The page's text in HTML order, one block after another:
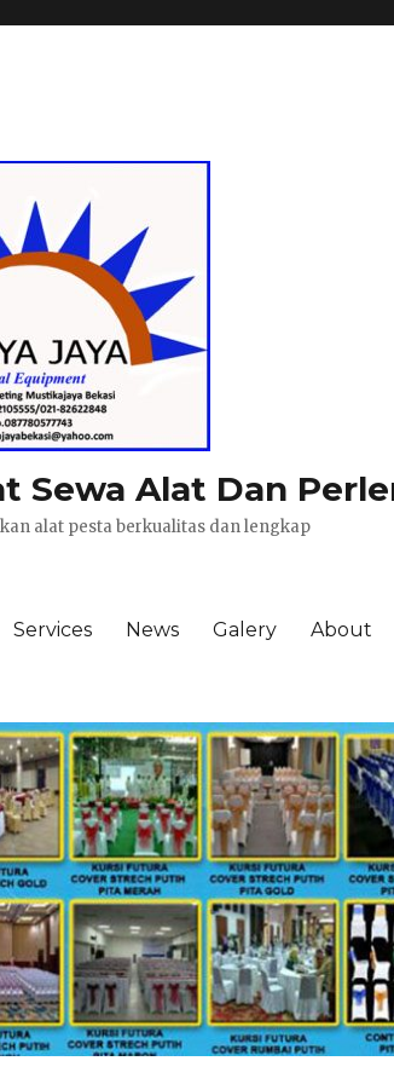
Sewa Alat Dan
alat pesta berkualitas dan lengkap
Services News Galery About